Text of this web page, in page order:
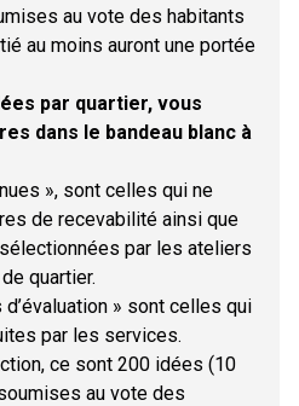
au vote des habitants
au moins auront une portée
par quartier, vous
dans le bandeau blanc à
», sont celles qui ne
de recevabilité ainsi que
par les ateliers
quartier.
» sont celles qui
par les services.
ce sont 200 idées (10
au vote des